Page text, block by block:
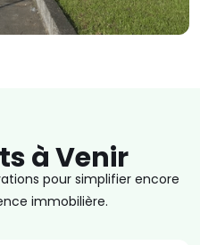
à Venir
pour simplifier encore
immobilière.